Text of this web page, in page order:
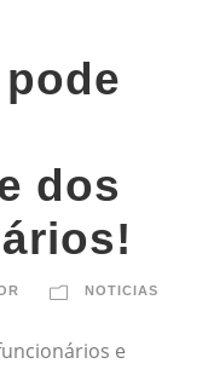
dos
NOTICIAS
e